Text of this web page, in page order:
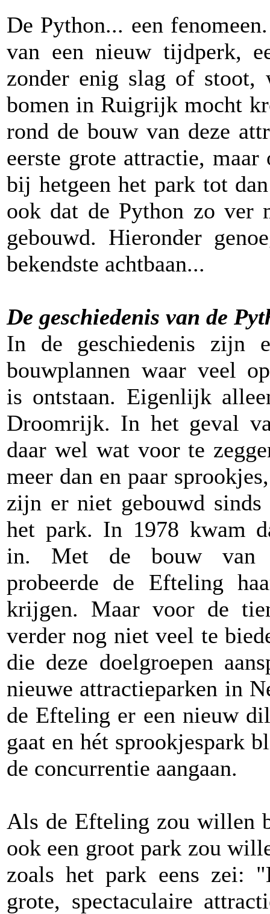
De Python... een
van een nieuw tijdperk,
zonder enig slag of stoot,
bomen in Ruigrijk mocht
rond de bouw van deze
eerste grote attractie,
bij hetgeen het park tot
ook dat de Python zo ver
gebouwd. Hieronder
bekendste achtbaan...
De geschiedenis van de
In de geschiedenis zijn
bouwplannen waar veel
is ontstaan. Eigenlijk
Droomrijk. In het geval
daar wel wat voor te
meer dan en paar
zijn er niet gebouwd sinds
het park. In 1978 kwam
in. Met de bouw van
probeerde de Efteling
krijgen. Maar voor de
verder nog niet veel te
die deze doelgroepen
nieuwe attractieparken in
de Efteling er een nieuw
gaat en hét sprookjespark
de concurrentie aangaan.
Als de Efteling zou willen
ook een groot park zou
zoals het park eens zei:
grote, spectaculaire